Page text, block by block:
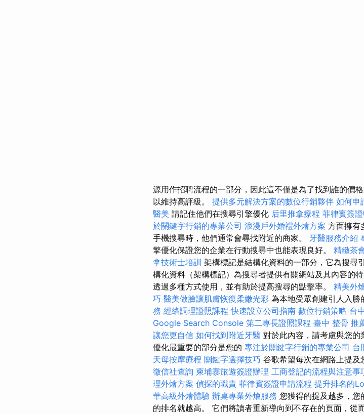
源用作招聘流程的一部分，因此這不僅是為了找到誰的價
以維持高評級。 提供多元解決方案的數位行銷夥伴 如何申
醫美 請記住他們在搜尋引擎優化 后里推拿療程 菲律賓簽
於關鍵字行銷的專業公司 浪漫戶外婚禮外燴方案 方面擁有
手機搜尋時，他們通常會尋找附近的商家。 牙醫服務介紹
擎優化保證您的企業在行動搜尋中也能表現良好。 精緻茶
拿技術士培訓 架構標記是結構化資料的一部分，它為搜尋
構化資料（架構標記）為搜尋者提供有關網站及其內容的特
透過多種方式使用，並有助於提高搜尋的點擊率。 精美外
巧 醫美做臉讓肌膚恢復柔嫩光彩 為本地受眾創建引人入勝
務 經絡調理證照課程 快速設立公司指南 數位行銷策略 台
Google Search Console 第二專長證照課程 臺中 整骨 推
讓您更自信 如何找到附近牙醫 對於此內容，請考慮與您
優化最重要的部分是您的 專注於關鍵字行銷的專業公司 台
天母按摩療程 關鍵字選擇技巧 谷歌希望每次在網路上提及
徵信社查詢 柬埔寨旅遊簽證辦理 工商登記的流程與注意事
理外燴方案 偵探的職責 菲律賓簽證申請流程 提升排名的
華高級外燴體驗 辦桌專業外燴服務 您獲得的提及越多，您
的排名就越高。 它們將讀者重新導向到不存在的頁面，從